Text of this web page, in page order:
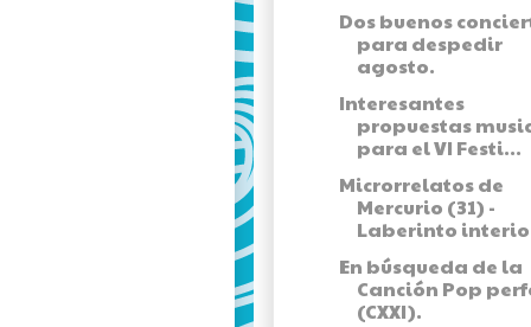
Dos buenos
para despedir
agosto.
Interesantes
propuestas
para el VI Festi...
Microrrelatos de
Mercurio (31) -
Laberinto
En búsqueda de la
Canción Pop
(CXXI).